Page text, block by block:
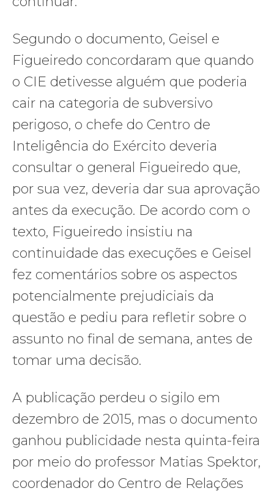
Segundo o documento, Geisel e
Figueiredo concordaram que quando
o CIE detivesse alguém que poderia
cair na categoria de subversivo
perigoso, o chefe do Centro de
Inteligência do Exército deveria
consultar o general Figueiredo que,
por sua vez, deveria dar sua aprovação
antes da execução. De acordo com o
texto, Figueiredo insistiu na
continuidade das execuções e Geisel
fez comentários sobre os aspectos
potencialmente prejudiciais da
questão e pediu para refletir sobre o
assunto no final de semana, antes de
tomar uma decisão.
A publicação perdeu o sigilo em
dezembro de 2015, mas o documento
ganhou publicidade nesta quinta-feira
por meio do professor Matias Spektor,
coordenador do Centro de Relações